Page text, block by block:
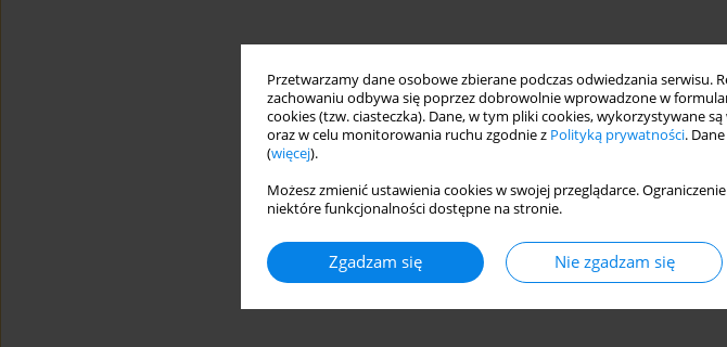
Przetwarzamy dane osobowe zbierane podczas odwiedzania serwisu.
zachowaniu odbywa się poprzez dobrowolnie wprowadzone w
cookies (tzw. ciasteczka). Dane, w tym pliki cookies, wykorzystywane
oraz w celu monitorowania ruchu zgodnie z Polityką prywatności.
(więcej).
Możesz zmienić ustawienia cookies w swojej przeglądarce.
niektóre funkcjonalności dostępne na stronie.
Zgadzam się Nie zgadzam się